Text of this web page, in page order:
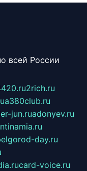
всей России
2rich.ru
a380club.ru
jun.ruadonyev.ru
day.ru
card-voice.ru